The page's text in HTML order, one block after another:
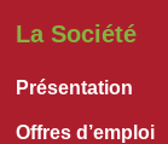
La Société
Présentation
Offres d’emploi